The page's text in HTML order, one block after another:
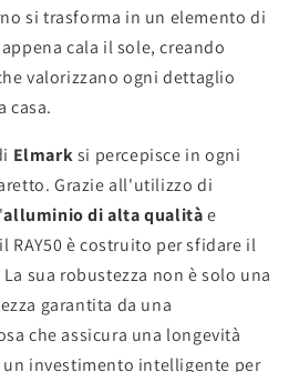
si trasforma in un elemento di
cala il sole, creando
valorizzano ogni dettaglio
casa.
Elmarksi percepisce in ogni
Grazie all'utilizzo di
alluminio di alta qualitàe
RAY50 è costruito per sfidare il
sua robustezza non è solo una
garantita da una
che assicura una longevità
investimento intelligente per